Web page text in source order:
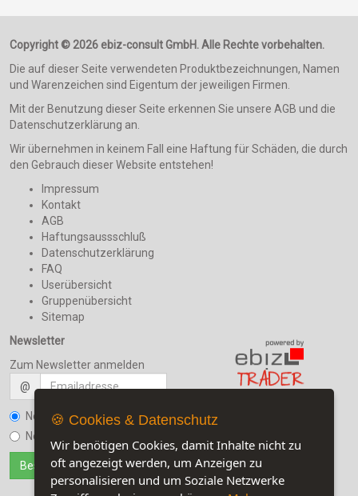
Copyright © 2026 ebiz-consult GmbH. Alle Rechte vorbehalten.
Die auf dieser Seite verwendeten Produktbezeichnungen, Namen
und Warenzeichen sind Eigentum der jeweiligen Firmen.
Mit der Benutzung dieser Seite erkennen Sie unsere AGB und die
Datenschutzerklärung an.
Wir übernehmen in keinem Fall eine Haftung für Schäden, die durch
den Gebrauch dieser Website entstehen!
Impressum
Kontakt
AGB
Haftungsaussschluß
Datenschutzerklärung
FAQ
Userübersicht
Gruppenübersicht
Sitemap
Newsletter
Zum Newsletter anmelden
@
Newsletter bestellen
Newsletter kündigen
Jetzt auf unserer Seite:
Besuchen Sie auch unsere
Sozialmedia-Seiten
🍪 Cookies & Datenschutz
Wir benötigen Cookies, damit Inhalte nicht zu
oft angezeigt werden, um Anzeigen zu
personalisieren und um Soziale Netzwerke